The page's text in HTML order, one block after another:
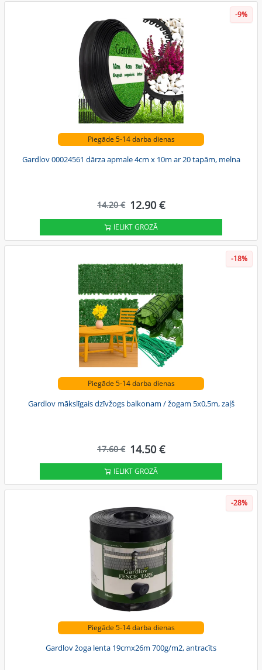
-9%
Piegāde 5-14 darba dienas
Gardlov 00024561 dārza apmale 4cm x 10m ar 20 tapām, melna
14.20 € 12.90 €
IELIKT GROZĀ
-18%
Piegāde 5-14 darba dienas
Gardlov mākslīgais dzīvžogs balkonam / žogam 5x0,5m, zaļš
17.60 € 14.50 €
IELIKT GROZĀ
-28%
Piegāde 5-14 darba dienas
Gardlov žoga lenta 19cmx26m 700g/m2, antracīts